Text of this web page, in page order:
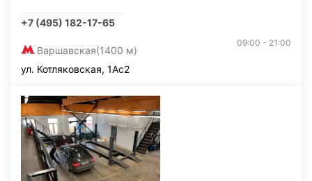
+7 (495) 182-17-65
Варшавская(1400 м)
09:00 - 21:00
ул. Котляковская, 1Ас2